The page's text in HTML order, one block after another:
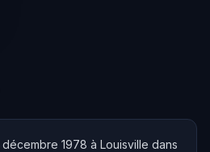
1978 à Louisville dans